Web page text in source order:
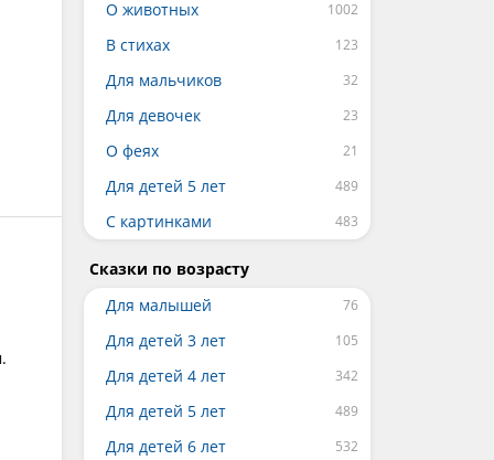
О животных
В стихах
Для мальчиков
Для девочек
О феях
Для детей 5 лет
С картинками
Сказки по возрасту
Для малышей
Для детей 3 лет
Для детей 4 лет
Для детей 5 лет
Для детей 6 лет